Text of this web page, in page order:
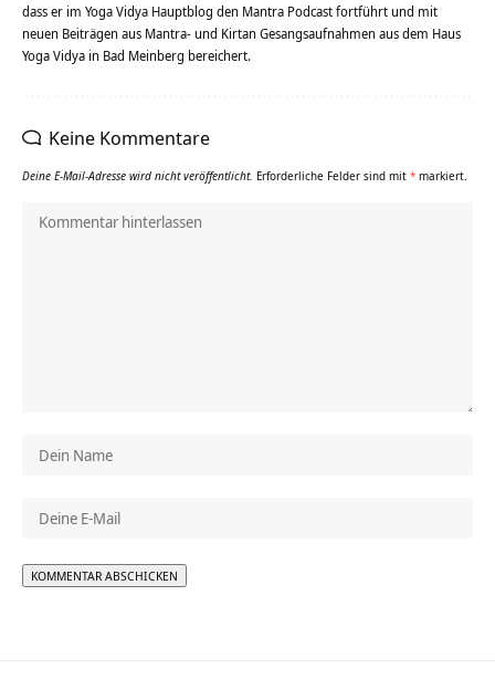
dass er im Yoga Vidya Hauptblog den Mantra Podcast fortführt und mit
neuen Beiträgen aus Mantra- und Kirtan Gesangsaufnahmen aus dem Haus
Yoga Vidya in Bad Meinberg bereichert.
Keine Kommentare
Deine E-Mail-Adresse wird nicht veröffentlicht. Erforderliche Felder sind mit * markiert.